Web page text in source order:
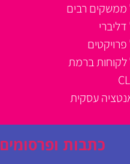
ממשקים רבים
דליברי
פרויקטים
לקוחות ברמת
עסקית
כתבות ופרסומים